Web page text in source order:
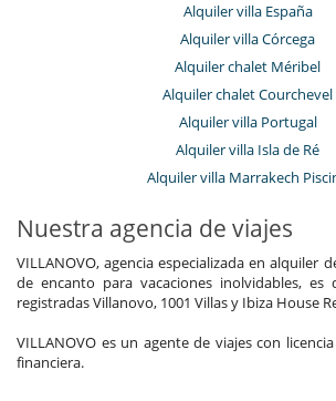
Alquiler villa España
Alquiler villa Córcega
Alquiler chalet Méribel
Alquiler chalet Courchevel
Alquiler villa Portugal
Alquiler villa Isla de Ré
Alquiler villa Marrakech
Nuestra agencia de viajes
VILLANOVO, agencia especializada en alquiler
de encanto para vacaciones inolvidables, es
registradas Villanovo, 1001 Villas y Ibiza House
VILLANOVO es un agente de viajes con
financiera.